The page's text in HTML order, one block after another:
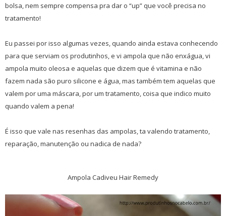
bolsa, nem sempre compensa pra dar o “up” que você precisa no
tratamento!
Eu passei por isso algumas vezes, quando ainda estava conhecendo
para que serviam os produtinhos, e vi ampola que não enxágua, vi
ampola muito oleosa e aquelas que dizem que é vitamina e não
fazem nada são puro silicone e água, mas também tem aquelas que
valem por uma máscara, por um tratamento, coisa que indico muito
quando valem a pena!
É isso que vale nas resenhas das ampolas, ta valendo tratamento,
reparação, manutenção ou nadica de nada?
Ampola Cadiveu Hair Remedy